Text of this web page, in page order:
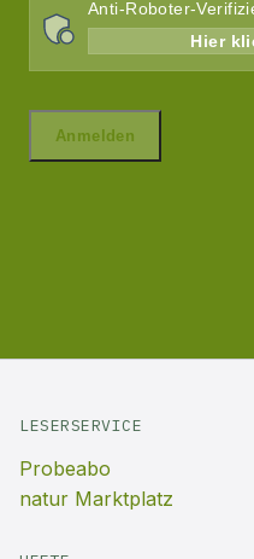
LESERSERVICE
Probeabo
natur Marktplatz